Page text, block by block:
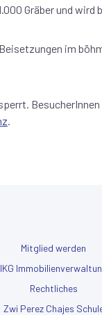
Gräber und wird
im
.
Mitglied werden
IKG
Rechtliches
Zwi Perez Chajes